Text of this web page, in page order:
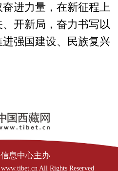
进力量，在新征程上
开新局，奋力书写以
强国建设、民族复兴
息中心主办
All Rights Reserved